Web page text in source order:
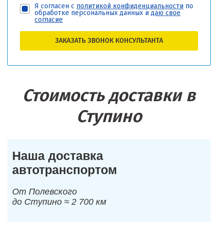
Я согласен с политикой конфиденциальности по
обработке персональных данных и даю свое
согласие
ЗАКАЗАТЬ ЗВОНОК КОНСУЛЬТАНТА
Стоимость доставки в
Ступино
Наша доставка
автотранспортом
От Полевского
до Ступино ≈ 2 700 км